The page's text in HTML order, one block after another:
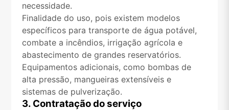
necessidade.
Finalidade do uso, pois existem modelos
específicos para transporte de água potável,
combate a incêndios, irrigação agrícola e
abastecimento de grandes reservatórios.
Equipamentos adicionais, como bombas de
alta pressão, mangueiras extensíveis e
sistemas de pulverização.
3. Contratação do serviço